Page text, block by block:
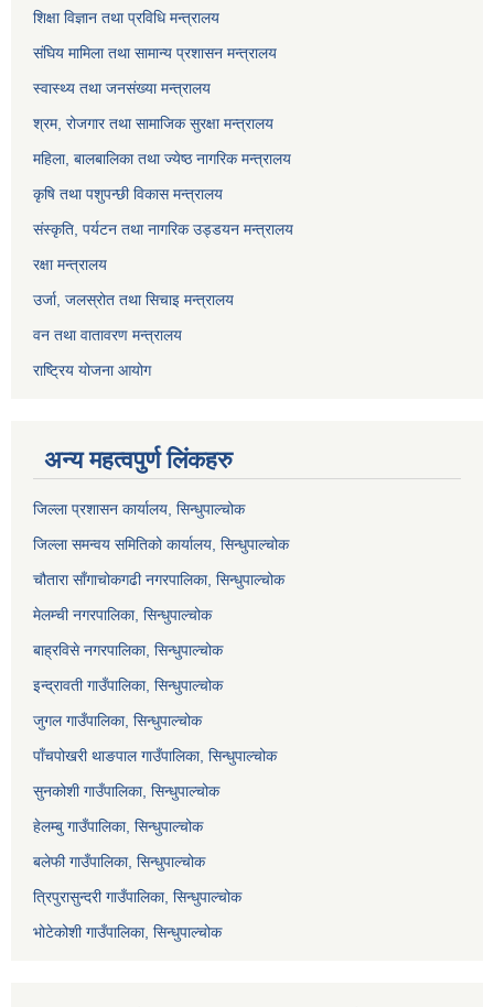
शिक्षा विज्ञान तथा प्रविधि मन्त्रालय
संघिय मामिला तथा सामान्य प्रशासन मन्त्रालय
स्वास्थ्य तथा जनसंख्या मन्त्रालय
श्रम, रोजगार तथा सामाजिक सुरक्षा मन्त्रालय
महिला, बालबालिका तथा ज्येष्ठ नागरिक मन्त्रालय
कृषि तथा पशुपन्छी विकास मन्त्रालय
संस्कृति, पर्यटन तथा नागरिक उड्डयन मन्त्रालय
रक्षा मन्त्रालय
उर्जा, जलस्रोत तथा सिचाइ मन्त्रालय
वन तथा वातावरण मन्त्रालय
राष्ट्रिय योजना आयोग
अन्य महत्वपुर्ण लिंकहरु
जिल्ला प्रशासन कार्यालय, सिन्धुपाल्चोक
जिल्ला समन्वय समितिको कार्यालय, सिन्धुपाल्चोक
चौतारा साँगाचोकगढी नगरपालिका, सिन्धुपाल्चोक
मेलम्ची नगरपालिका, सिन्धुपाल्चोक
बाह्रविसे नगरपालिका, सिन्धुपाल्चोक
इन्द्रावती गाउँपालिका, सिन्धुपाल्चोक
जुगल गाउँपालिका, सिन्धुपाल्चोक
पाँचपोखरी थाङपाल गाउँपालिका, सिन्धुपाल्चोक
सुनकोशी गाउँपालिका, सिन्धुपाल्चोक
हेलम्बु गाउँपालिका, सिन्धुपाल्चोक
बलेफी गाउँपालिका, सिन्धुपाल्चोक
त्रिपुरासुन्दरी गाउँपालिका, सिन्धुपाल्चोक
भोटेकोशी गाउँपालिका, सिन्धुपाल्चोक